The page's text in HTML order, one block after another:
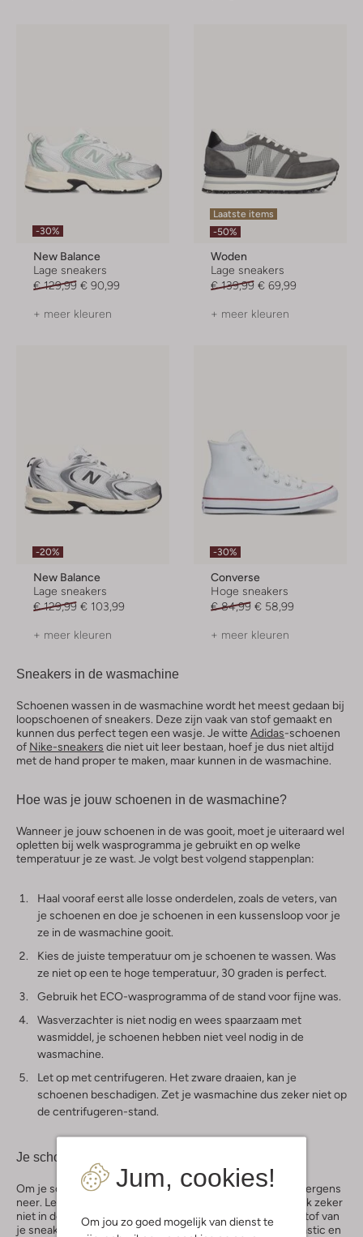
Jum, cookies!
Om jou zo goed mogelijk van dienst te
-30%
New Balance
Lage sneakers
€ 129,99 € 90,99
+ meer kleuren
Laatste items
-50%
Woden
Lage sneakers
€ 139,99 € 69,99
+ meer kleuren
-20%
New Balance
Lage sneakers
€ 129,99 € 103,99
+ meer kleuren
-30%
Converse
Hoge sneakers
€ 84,99 € 58,99
+ meer kleuren
Sneakers in de wasmachine
Schoenen wassen in de wasmachine wordt het meest gedaan bij
loopschoenen of sneakers. Deze zijn vaak van stof gemaakt en
kunnen dus perfect tegen een wasje. Je witte Adidas-schoenen
of Nike-sneakers die niet uit leer bestaan, hoef je dus niet altijd
met de hand proper te maken, maar kunnen in de wasmachine.
Hoe was je jouw schoenen in de wasmachine?
Wanneer je jouw schoenen in de was gooit, moet je uiteraard wel
opletten bij welk wasprogramma je gebruikt en op welke
temperatuur je ze wast. Je volgt best volgend stappenplan:
Haal vooraf eerst alle losse onderdelen, zoals de veters, van
je schoenen en doe je schoenen in een kussensloop voor je
ze in de wasmachine gooit.
Kies de juiste temperatuur om je schoenen te wassen. Was
ze niet op een te hoge temperatuur, 30 graden is perfect.
Gebruik het ECO-wasprogramma of de stand voor fijne was.
Wasverzachter is niet nodig en wees spaarzaam met
wasmiddel, je schoenen hebben niet veel nodig in de
wasmachine.
Let op met centrifugeren. Het zware draaien, kan je
schoenen beschadigen. Zet je wasmachine dus zeker niet op
de centrifugeren-stand.
Je schoenen drogen
Om je schoenen weer droog te krijgen, zet je ze gewoon ergens
neer. Leg ze niet op een warme verwarming en gooi ze ook zeker
niet in de droger. Warmte zorgt voor het krimpen van de stof van
je sneakers en kan zelfs leiden tot het smelten van het plastic en